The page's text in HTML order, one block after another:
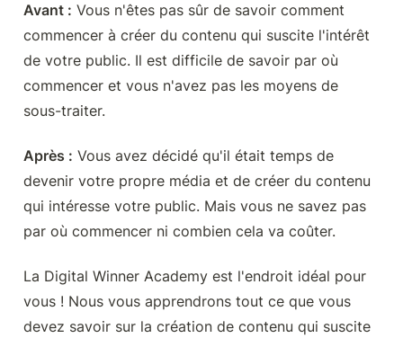
Avant : Vous n'êtes pas sûr de savoir comment
commencer à créer du contenu qui suscite l'intérêt
de votre public. Il est difficile de savoir par où
commencer et vous n'avez pas les moyens de
sous-traiter.
Après : Vous avez décidé qu'il était temps de
devenir votre propre média et de créer du contenu
qui intéresse votre public. Mais vous ne savez pas
par où commencer ni combien cela va coûter.
La Digital Winner Academy est l'endroit idéal pour
vous ! Nous vous apprendrons tout ce que vous
devez savoir sur la création de contenu qui suscite